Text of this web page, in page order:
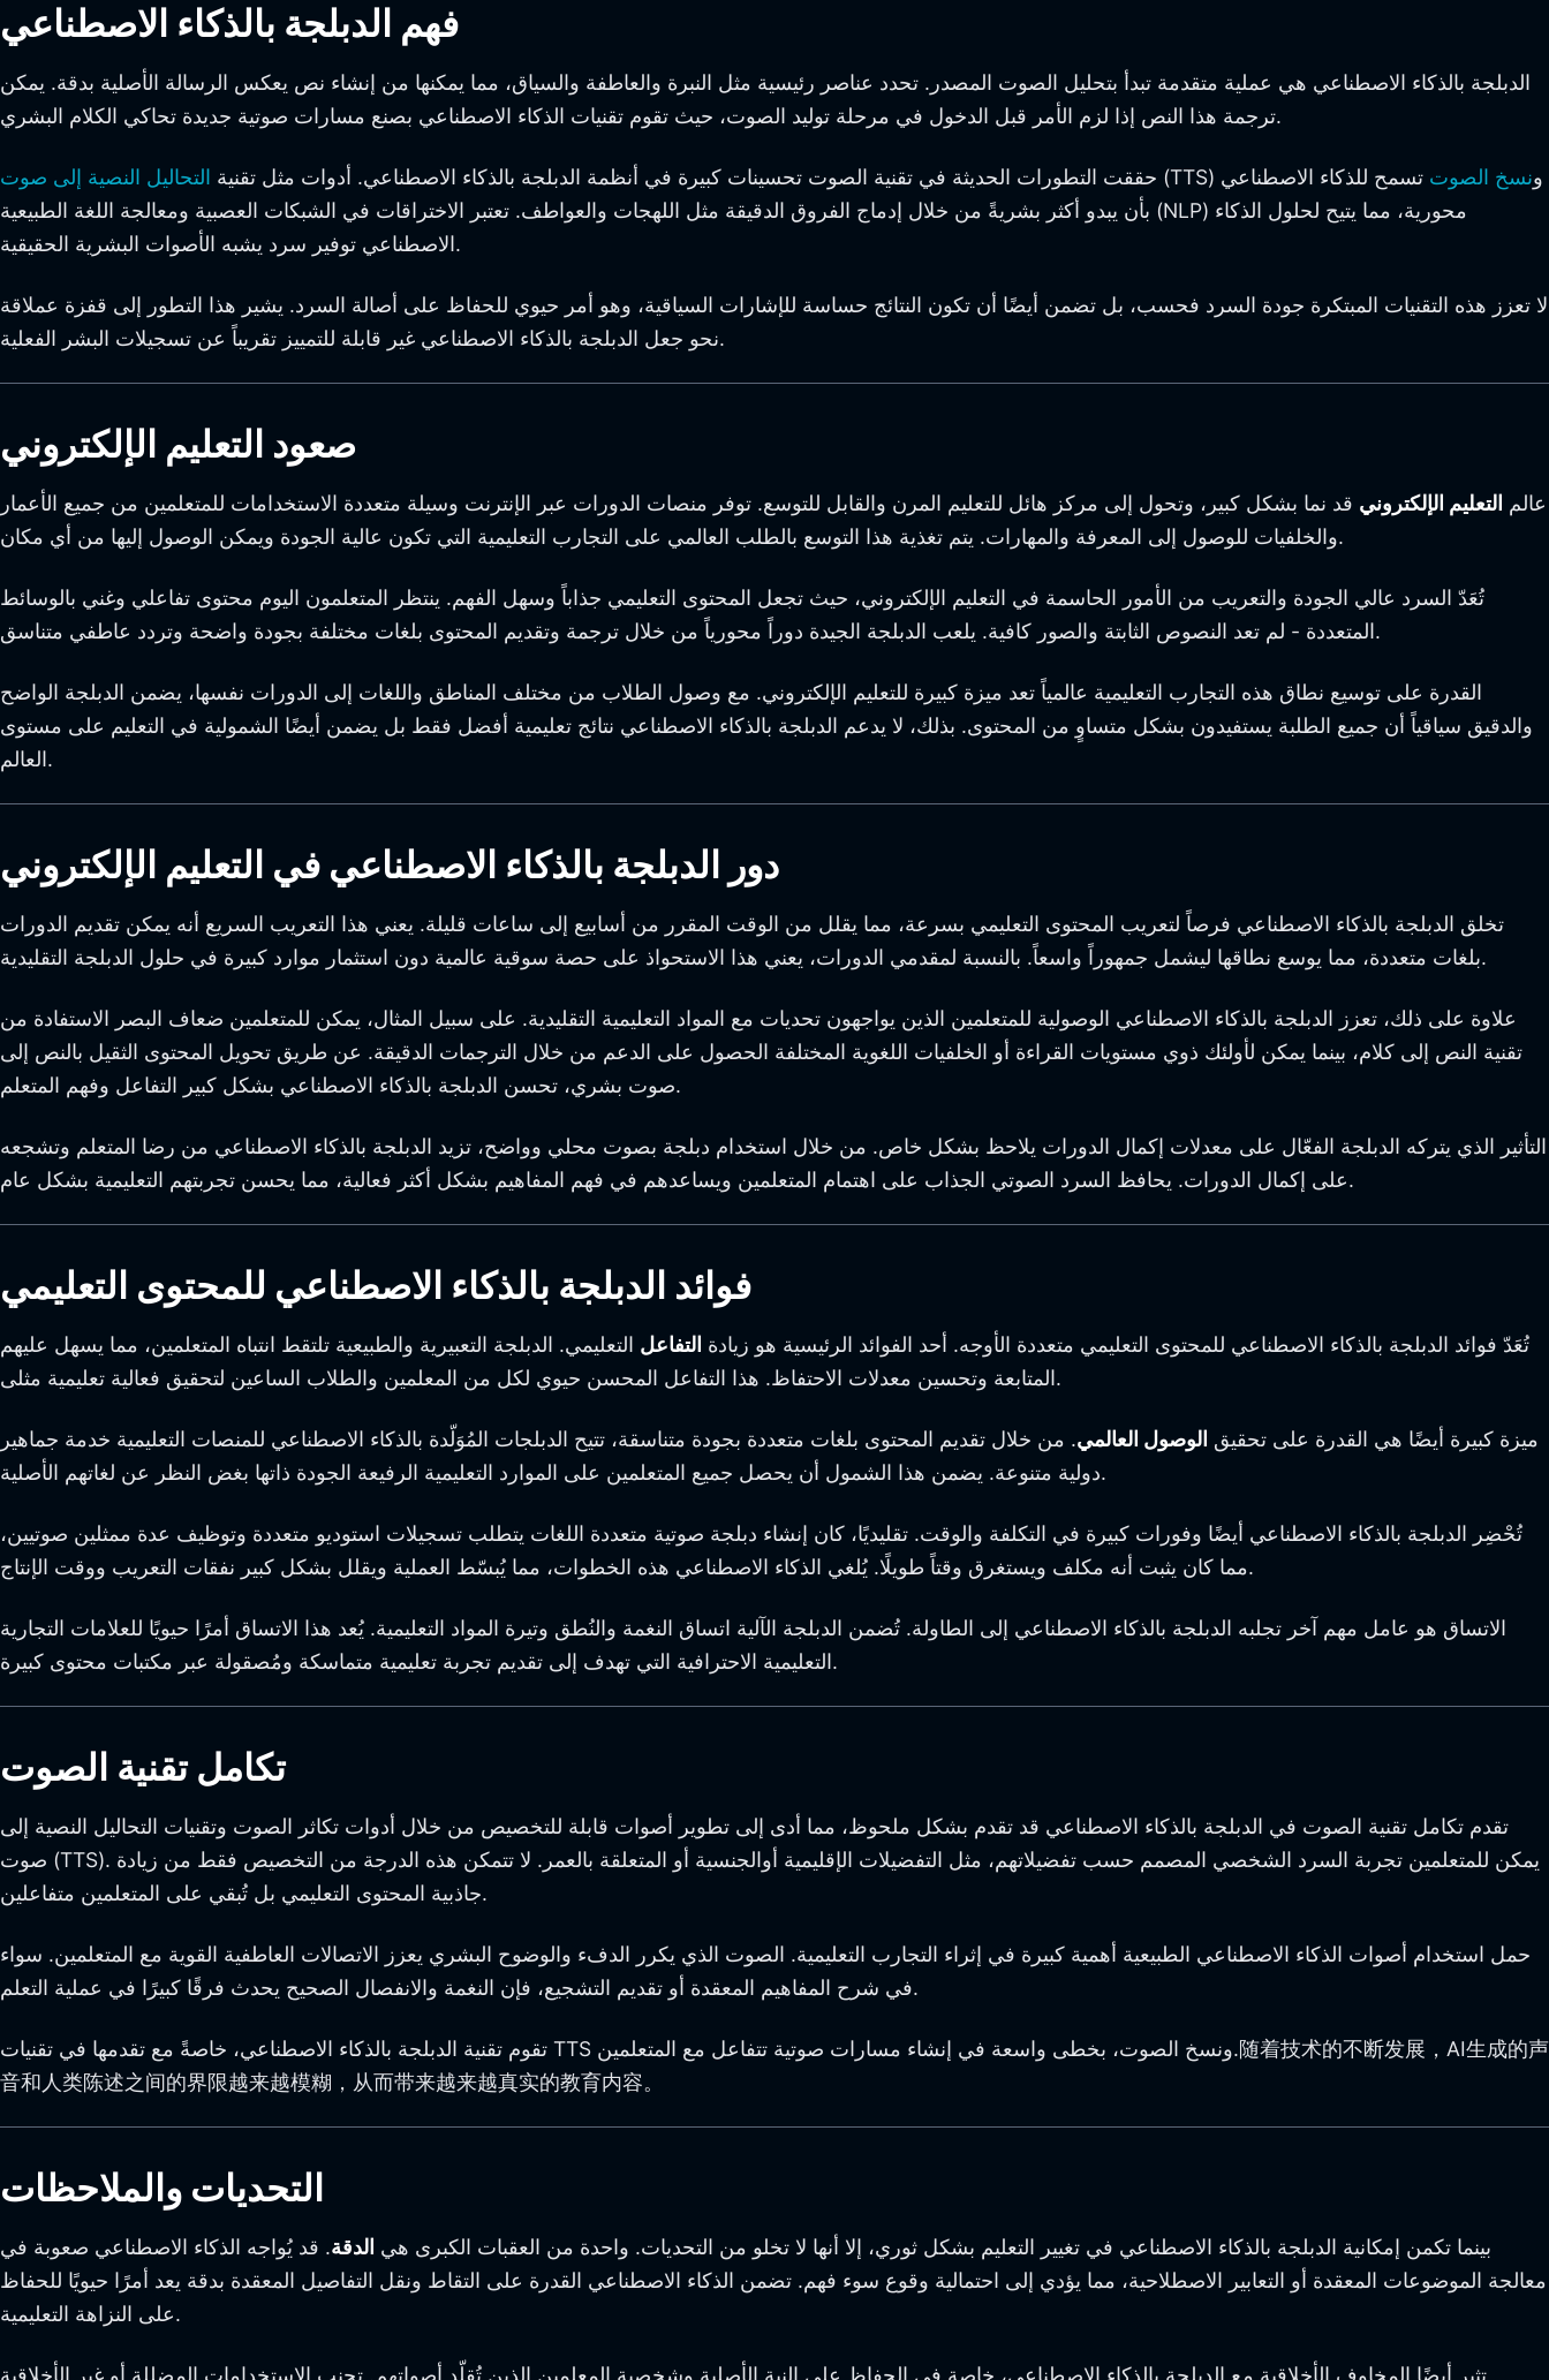
فهم الدبلجة بالذكاء الاصطناعي
الدبلجة بالذكاء الاصطناعي هي عملية متقدمة تبدأ بتحليل الصوت المصدر. تحدد عناصر رئيسية مثل النبرة والعاطفة والسياق، مما يمكنها من إنشاء نص يعكس الرسالة الأصلية بدقة. يمكن
ترجمة هذا النص إذا لزم الأمر قبل الدخول في مرحلة توليد الصوت، حيث تقوم تقنيات الذكاء الاصطناعي بصنع مسارات صوتية جديدة تحاكي الكلام البشري.
حققت التطورات الحديثة في تقنية الصوت تحسينات كبيرة في أنظمة الدبلجة بالذكاء الاصطناعي. أدوات مثل تقنية (TTS) ونسخ الصوت تسمح للذكاء الاصطناعي
بأن يبدو أكثر بشريةً من خلال إدماج الفروق الدقيقة مثل اللهجات والعواطف. تعتبر الاختراقات في الشبكات العصبية ومعالجة اللغة الطبيعية (NLP) محورية، مما يتيح لحلول الذكاء
الاصطناعي توفير سرد يشبه الأصوات البشرية الحقيقية.
لا تعزز هذه التقنيات المبتكرة جودة السرد فحسب، بل تضمن أيضًا أن تكون النتائج حساسة للإشارات السياقية، وهو أمر حيوي للحفاظ على أصالة السرد. يشير هذا التطور إلى قفزة عملاقة
نحو جعل الدبلجة بالذكاء الاصطناعي غير قابلة للتمييز تقريباً عن تسجيلات البشر الفعلية.
صعود التعليم الإلكتروني
عالم التعليم الإلكتروني قد نما بشكل كبير، وتحول إلى مركز هائل للتعليم المرن والقابل للتوسع. توفر منصات الدورات عبر الإنترنت وسيلة متعددة الاستخدامات للمتعلمين من جميع الأعمار
والخلفيات للوصول إلى المعرفة والمهارات. يتم تغذية هذا التوسع بالطلب العالمي على التجارب التعليمية التي تكون عالية الجودة ويمكن الوصول إليها من أي مكان.
تُعَدّ السرد عالي الجودة والتعريب من الأمور الحاسمة في التعليم الإلكتروني، حيث تجعل المحتوى التعليمي جذاباً وسهل الفهم. ينتظر المتعلمون اليوم محتوى تفاعلي وغني بالوسائط
المتعددة - لم تعد النصوص الثابتة والصور كافية. يلعب الدبلجة الجيدة دوراً محورياً من خلال ترجمة وتقديم المحتوى بلغات مختلفة بجودة واضحة وتردد عاطفي متناسق.
القدرة على توسيع نطاق هذه التجارب التعليمية عالمياً تعد ميزة كبيرة للتعليم الإلكتروني. مع وصول الطلاب من مختلف المناطق واللغات إلى الدورات نفسها، يضمن الدبلجة الواضح
والدقيق سياقياً أن جميع الطلبة يستفيدون بشكل متساوٍ من المحتوى. بذلك، لا يدعم الدبلجة بالذكاء الاصطناعي نتائج تعليمية أفضل فقط بل يضمن أيضًا الشمولية في التعليم على مستوى
العالم.
دور الدبلجة بالذكاء الاصطناعي في التعليم الإلكتروني
تخلق الدبلجة بالذكاء الاصطناعي فرصاً لتعريب المحتوى التعليمي بسرعة، مما يقلل من الوقت المقرر من أسابيع إلى ساعات قليلة. يعني هذا التعريب السريع أنه يمكن تقديم الدورات
بلغات متعددة، مما يوسع نطاقها ليشمل جمهوراً واسعاً. بالنسبة لمقدمي الدورات، يعني هذا الاستحواذ على حصة سوقية عالمية دون استثمار موارد كبيرة في حلول الدبلجة التقليدية.
علاوة على ذلك، تعزز الدبلجة بالذكاء الاصطناعي الوصولية للمتعلمين الذين يواجهون تحديات مع المواد التعليمية التقليدية. على سبيل المثال، يمكن للمتعلمين ضعاف البصر الاستفادة من
تقنية النص إلى كلام، بينما يمكن لأولئك ذوي مستويات القراءة أو الخلفيات اللغوية المختلفة الحصول على الدعم من خلال الترجمات الدقيقة. عن طريق تحويل المحتوى الثقيل بالنص إلى
صوت بشري، تحسن الدبلجة بالذكاء الاصطناعي بشكل كبير التفاعل وفهم المتعلم.
التأثير الذي يتركه الدبلجة الفعّال على معدلات إكمال الدورات يلاحظ بشكل خاص. من خلال استخدام دبلجة بصوت محلي وواضح، تزيد الدبلجة بالذكاء الاصطناعي من رضا المتعلم وتشجعه
على إكمال الدورات. يحافظ السرد الصوتي الجذاب على اهتمام المتعلمين ويساعدهم في فهم المفاهيم بشكل أكثر فعالية، مما يحسن تجربتهم التعليمية بشكل عام.
فوائد الدبلجة بالذكاء الاصطناعي للمحتوى التعليمي
تُعَدّ فوائد الدبلجة بالذكاء الاصطناعي للمحتوى التعليمي متعددة الأوجه. أحد الفوائد الرئيسية هو زيادة التفاعل التعليمي. الدبلجة التعبيرية والطبيعية تلتقط انتباه المتعلمين، مما يسهل عليهم
المتابعة وتحسين معدلات الاحتفاظ. هذا التفاعل المحسن حيوي لكل من المعلمين والطلاب الساعين لتحقيق فعالية تعليمية مثلى.
ميزة كبيرة أيضًا هي القدرة على تحقيق الوصول العالمي. من خلال تقديم المحتوى بلغات متعددة بجودة متناسقة، تتيح الدبلجات المُوَلّدة بالذكاء الاصطناعي للمنصات التعليمية خدمة جماهير
دولية متنوعة. يضمن هذا الشمول أن يحصل جميع المتعلمين على الموارد التعليمية الرفيعة الجودة ذاتها بغض النظر عن لغاتهم الأصلية.
تُحْضِر الدبلجة بالذكاء الاصطناعي أيضًا وفورات كبيرة في التكلفة والوقت. تقليديًا، كان إنشاء دبلجة صوتية متعددة اللغات يتطلب تسجيلات استوديو متعددة وتوظيف عدة ممثلين صوتيين،
مما كان يثبت أنه مكلف ويستغرق وقتاً طويلًا. يُلغي الذكاء الاصطناعي هذه الخطوات، مما يُبسّط العملية ويقلل بشكل كبير نفقات التعريب ووقت الإنتاج.
الاتساق هو عامل مهم آخر تجلبه الدبلجة بالذكاء الاصطناعي إلى الطاولة. تُضمن الدبلجة الآلية اتساق النغمة والنُطق وتيرة المواد التعليمية. يُعد هذا الاتساق أمرًا حيويًا للعلامات التجارية
التعليمية الاحترافية التي تهدف إلى تقديم تجربة تعليمية متماسكة ومُصقولة عبر مكتبات محتوى كبيرة.
تكامل تقنية الصوت
تقدم تكامل تقنية الصوت في الدبلجة بالذكاء الاصطناعي قد تقدم بشكل ملحوظ، مما أدى إلى تطوير أصوات قابلة للتخصيص من خلال أدوات تكاثر الصوت وتقنيات التحاليل النصية إلى
صوت (TTS). يمكن للمتعلمين تجربة السرد الشخصي المصمم حسب تفضيلاتهم، مثل التفضيلات الإقليمية أوالجنسية أو المتعلقة بالعمر. لا تتمكن هذه الدرجة من التخصيص فقط من زيادة
جاذبية المحتوى التعليمي بل تُبقي على المتعلمين متفاعلين.
حمل استخدام أصوات الذكاء الاصطناعي الطبيعية أهمية كبيرة في إثراء التجارب التعليمية. الصوت الذي يكرر الدفء والوضوح البشري يعزز الاتصالات العاطفية القوية مع المتعلمين. سواء
في شرح المفاهيم المعقدة أو تقديم التشجيع، فإن النغمة والانفصال الصحيح يحدث فرقًا كبيرًا في عملية التعلم.
تقوم تقنية الدبلجة بالذكاء الاصطناعي، خاصةً مع تقدمها في تقنيات TTS ونسخ الصوت، بخطى واسعة في إنشاء مسارات صوتية تتفاعل مع المتعلمين.随着技术的不断发展，AI生成的声
音和人类陈述之间的界限越来越模糊，从而带来越来越真实的教育内容。
التحديات والملاحظات
بينما تكمن إمكانية الدبلجة بالذكاء الاصطناعي في تغيير التعليم بشكل ثوري، إلا أنها لا تخلو من التحديات. واحدة من العقبات الكبرى هي الدقة. قد يُواجه الذكاء الاصطناعي صعوبة في
معالجة الموضوعات المعقدة أو التعابير الاصطلاحية، مما يؤدي إلى احتمالية وقوع سوء فهم. تضمن الذكاء الاصطناعي القدرة على التقاط ونقل التفاصيل المعقدة بدقة يعد أمرًا حيويًا للحفاظ
على النزاهة التعليمية.
تثير أيضًا المخاوف الأخلاقية مع الدبلجة بالذكاء الاصطناعي، خاصة في الحفاظ على النية الأصلية وشخصية المعلمين الذين تُقلّد أصواتهم. تجنب الاستخدامات المضللة أو غير الأخلاقية